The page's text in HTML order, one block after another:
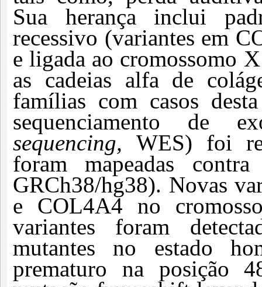
Sua herança inclui
recessivo (variantes em
e ligada ao cromossomo
as cadeias alfa de
famílias com casos
sequenciamento de
sequencing,WES) foi
foram mapeadas
GRCh38/hg38). Novas
e COL4A4 no
variantes foram
mutantes no estado
prematuro na posição